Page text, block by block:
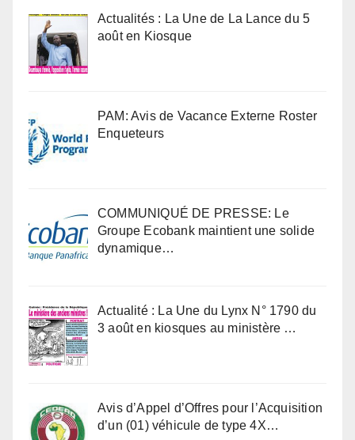
Actualités : La Une de La Lance du 5
août en Kiosque
PAM: Avis de Vacance Externe Roster
Enqueteurs
COMMUNIQUÉ DE PRESSE: Le
Groupe Ecobank maintient une solide
dynamique…
Actualité : La Une du Lynx N° 1790 du
3 août en kiosques au ministère …
Avis d’Appel d’Offres pour l’Acquisition
d’un (01) véhicule de type 4X…